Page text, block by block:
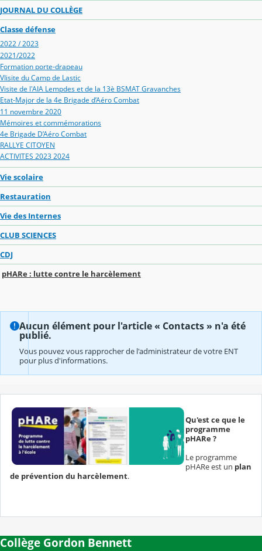
JOURNAL DU COLLÈGE
Classe défense
2022 / 2023
2021/2022
Formation porte-drapeau
VIisite du Camp de Lastic
Visite de l'AIA Lempdes et de la 13è BSMAT Gravanches
Etat-Major de la 4e Brigade d’Aéro Combat
11 novembre 2020
Mémoires et commémorations
4e Brigade D’Aéro Combat
RALLYE CITOYEN
ACTIVITES 2023 2024
Vie scolaire
Restauration
Vie des Internes
CLUB SCIENCES
CDJ
pHARe : lutte contre le harcèlement
Aucun élément pour l'article « Contacts » n'a été
publié.
Vous pouvez vous rapprocher de l'administrateur de votre ENT
pour plus d'informations.
Qu'est ce que le
programme
pHARe ?
Le programme
pHARe est un plan
de prévention du harcèlement.
Collège Gordon Bennett